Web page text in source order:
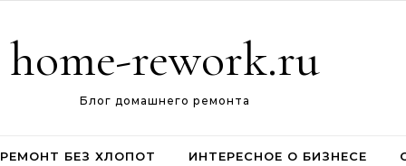
home-rework.ru
Блог домашнего ремонта
РЕМОНТ БЕЗ ХЛОПОТ ИНТЕРЕСНОЕ О БИЗНЕСЕ